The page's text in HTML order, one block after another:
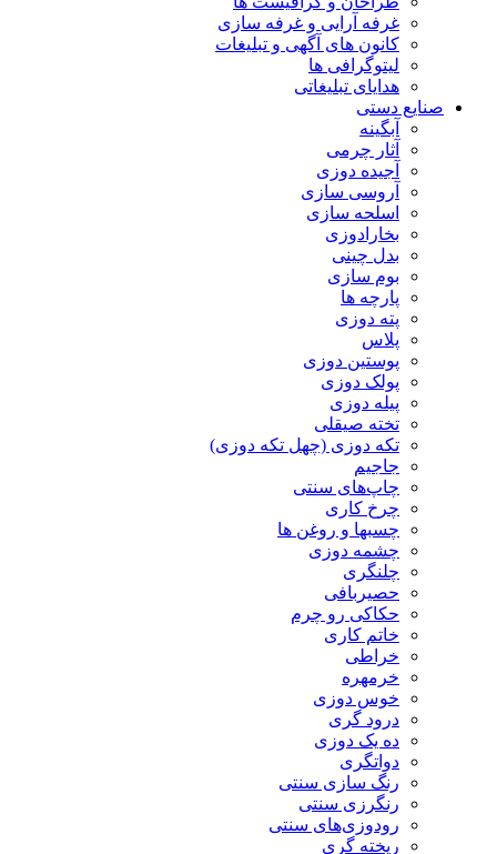
غرفه آرایی و غرفه سازی
کانون های آگهی و تبلیغات
لیتوگرافی ها
هدایای تبلیغاتی
صنایع دستی
آبگینه
آثار چرمی
آجیده دوزی
آروسی سازی
اسلحه سازی
بخارادوزی
بدل چینی
بوم سازی
پارچه ها
پته دوزی
پلاس
پوستین دوزی
پولک دوزی
پیله دوزی
تخته صیقلی
تکه دوزی (چهل تکه دوزی)
جاجیم
چاپ‌های سنتی
چرخ کاری
چسبها و روغن ها
چشمه دوزی
چلنگری
حصیربافی
حکاکی رو چرم
خاتم کاری
خراطی
خرمهره
خوس دوزی
درود گری
ده یک دوزی
دواتگری
رنگ سازی سنتی
رنگرزی سنتی
رودوزی‌های سنتی
ریخته گری